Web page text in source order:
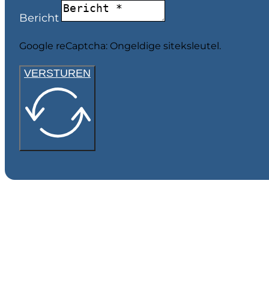
Bericht
Google reCaptcha: Ongeldige siteksleutel.
VERSTUREN